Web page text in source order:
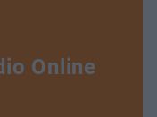
Online